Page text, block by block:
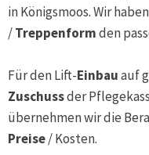
inKönigsmoos. Wir
/Treppenformden
Für den Lift-Einbauauf
Zuschussder
übernehmen wir die
Preise/ Kosten.